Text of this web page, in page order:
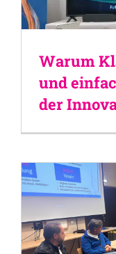
Warum
und
der